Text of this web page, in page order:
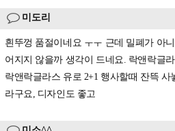
미도리
흰뚜껑 품절이네요 ㅜㅜ 근데 밀폐가 아
어지지 않을까 생각이 드네요. 락앤락글
락앤락글라스 유로 2+1 행사할때 잔뜩 사
라구요, 디자인도 좋고